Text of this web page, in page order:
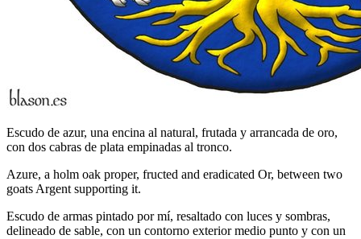
Escudo de azur, una encina al natural, frutada y arrancada de oro,
con dos cabras de plata empinadas al tronco.
Azure, a holm oak proper, fructed and eradicated Or, between two
goats Argent supporting it.
Escudo de armas pintado por mí, resaltado con luces y sombras,
delineado de sable, con un contorno exterior medio punto y con un